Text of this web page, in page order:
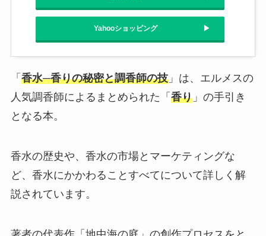
Yahooショッピング
「 香水─香りの秘密と調香師の技」は、エルメスの
人気調香師によるまとめられた「 香り」の手引き
となる本。
香水の歴史や、香水の市場とマーケティングな
ど、香水にかかわることすべてについて詳しく解
説されています。